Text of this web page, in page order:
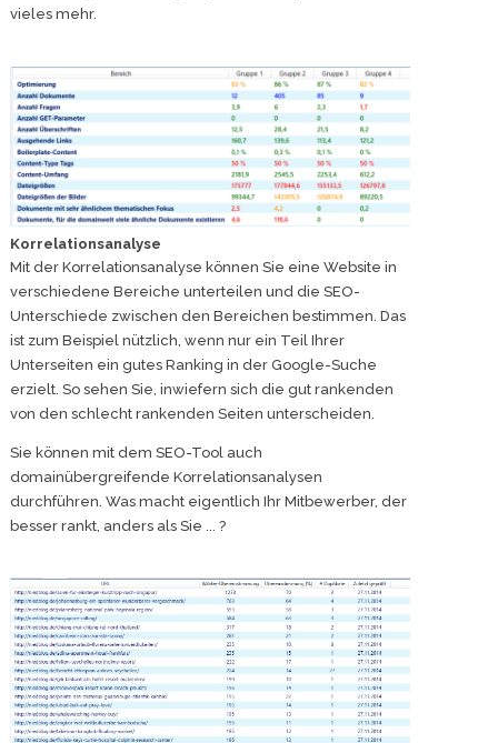
vieles mehr.
Korrelationsanalyse
Mit der Korrelationsanalyse können Sie eine Website in
verschiedene Bereiche unterteilen und die SEO-
Unterschiede zwischen den Bereichen bestimmen. Das
ist zum Beispiel nützlich, wenn nur ein Teil Ihrer
Unterseiten ein gutes Ranking in der Google-Suche
erzielt. So sehen Sie, inwiefern sich die gut rankenden
von den schlecht rankenden Seiten unterscheiden.
Sie können mit dem SEO-Tool auch
domainübergreifende Korrelationsanalysen
durchführen. Was macht eigentlich Ihr Mitbewerber, der
besser rankt, anders als Sie ... ?